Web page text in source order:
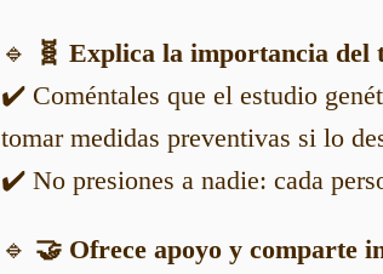
🔹
🧬 Explica la importancia del
✔️ Coméntales que el estudio
tomar medidas preventivas si lo
✔️ No presiones a nadie: cada
🔹 🤝 Ofrece apoyo y comparte